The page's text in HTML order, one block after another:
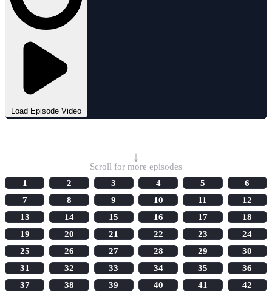
Load Episode Video
↓
Scroll for more episodes
1
2 3 4 5
6
7
8 9 10 11
12
13
14 15 16 17
18
19
20 21 22 23
24
25
26 27 28 29
30
31
32 33 34 35
36
37
38 39 40 41
42